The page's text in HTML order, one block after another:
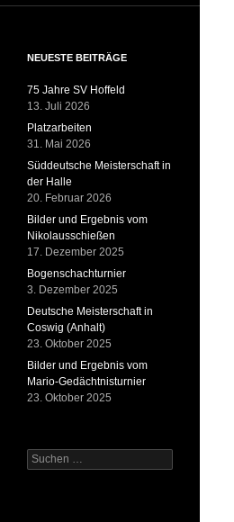
NEUESTE BEITRÄGE
75 Jahre SV Hoffeld
13. Juli 2026
Platzarbeiten
31. Mai 2026
Süddeutsche Meisterschaft in
der Halle
20. Februar 2026
Bilder und Ergebnis vom
Nikolausschießen
17. Dezember 2025
Bogenschachturnier
3. Dezember 2025
Deutsche Meisterschaft in
Coswig (Anhalt)
23. Oktober 2025
Bilder und Ergebnis vom
Mario-Gedächtnisturnier
23. Oktober 2025
Suchen
nach: